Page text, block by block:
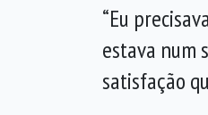
“Eu
estava num
satisfação